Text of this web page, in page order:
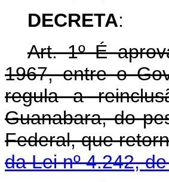
DECRETA:
Art. 1º É
1967, entre o
regula a
Guanabara, do
Federal, que
da Lei nº 4.242,